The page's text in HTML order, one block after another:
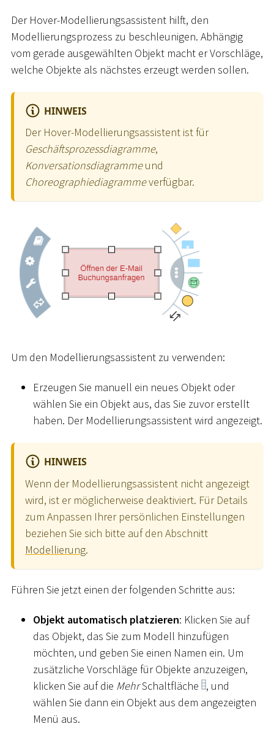
Der Hover-Modellierungsassistent hilft, den
Modellierungsprozess zu beschleunigen. Abhängig
vom gerade ausgewählten Objekt macht er Vorschläge,
welche Objekte als nächstes erzeugt werden sollen.
HINWEIS
Der Hover-Modellierungsassistent ist für
Geschäftsprozessdiagramme,
Konversationsdiagrammeund
Choreographiediagrammeverfügbar.
Um den Modellierungsassistent zu verwenden:
Erzeugen Sie manuell ein neues Objekt oder
wählen Sie ein Objekt aus, das Sie zuvor erstellt
haben. Der Modellierungsassistent wird angezeigt.
HINWEIS
Wenn der Modellierungsassistent nicht angezeigt
wird, ist er möglicherweise deaktiviert. Für Details
zum Anpassen Ihrer persönlichen Einstellungen
beziehen Sie sich bitte auf den Abschnitt
Modellierung.
Führen Sie jetzt einen der folgenden Schritte aus:
Objekt automatisch platzieren: Klicken Sie auf
das Objekt, das Sie zum Modell hinzufügen
möchten, und geben Sie einen Namen ein. Um
zusätzliche Vorschläge für Objekte anzuzeigen,
klicken Sie auf die MehrSchaltfläche
, und
wählen Sie dann ein Objekt aus dem angezeigten
Menü aus.